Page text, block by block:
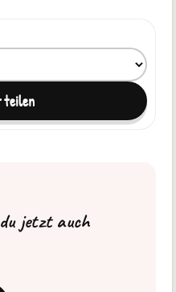
jetzt auch